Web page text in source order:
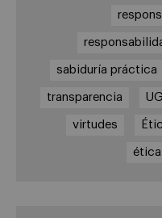
sabiduría práctica
transparencia
virtudes
ética